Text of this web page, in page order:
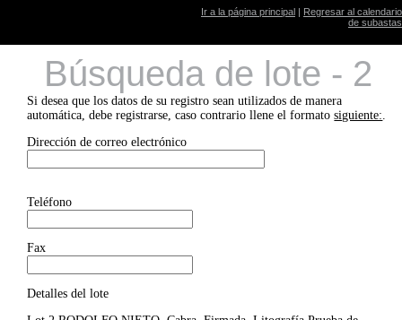
Ir a la página principal | Regresar al calendario
de subastas
Búsqueda de lote - 2
Si desea que los datos de su registro sean utilizados de manera
automática, debe registrarse, caso contrario llene el formatosiguiente:.
Dirección de correo electrónico
Teléfono
Fax
Detalles del lote